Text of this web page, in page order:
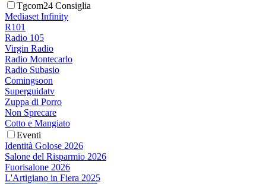
Tgcom24 Consiglia
Mediaset Infinity
R101
Radio 105
Virgin Radio
Radio Montecarlo
Radio Subasio
Comingsoon
Superguidatv
Zuppa di Porro
Non Sprecare
Cotto e Mangiato
Eventi
Identità Golose 2026
Salone del Risparmio 2026
Fuorisalone 2026
L'Artigiano in Fiera 2025